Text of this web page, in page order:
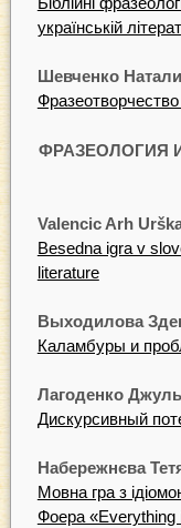
українській
Шевченко
ФРАЗЕОЛОГИЯ
Valencic Arh
Besedna igra v
literature
Выходилова
Каламбуры и
Лагоденко
Дискурсивный
Набережнєва
Мовна гра з
Фоера «Everything